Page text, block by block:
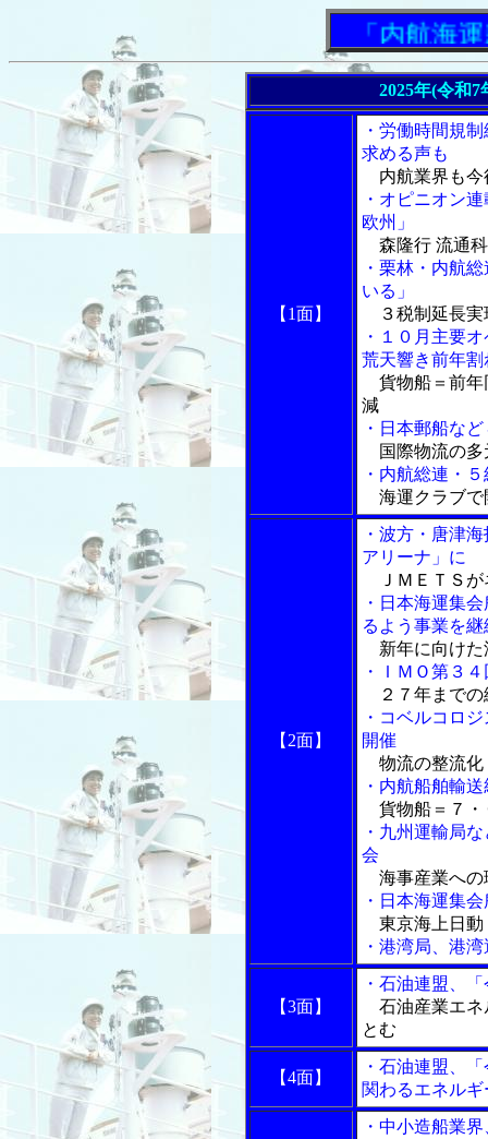
「内航海運
2025年(令和
【1面】
・労働時間規
求める声も
内航業界も今
・オピニオン
欧州」
森隆行 流通
・栗林・内航
いる」
３税制延長実
・１０月主要
荒天響き前年割
貨物船＝前年
減
・日本郵船な
国際物流の多
・内航総連・
海運クラブで
【2面】
・波方・唐津
アリーナ」に
ＪＭＥＴＳが
・日本海運集
るよう事業を継
新年に向けた
・ＩＭＯ第３
２７年までの
・コベルコロ
開催
物流の整流化
・内航船舶輸
貨物船＝７・
・九州運輸局
会
海事産業への
・日本海運集
東京海上日動
・港湾局、港
【3面】
・石油連盟、
石油産業エネ
とむ
【4面】
・石油連盟、
関わるエネル
・中小造船業